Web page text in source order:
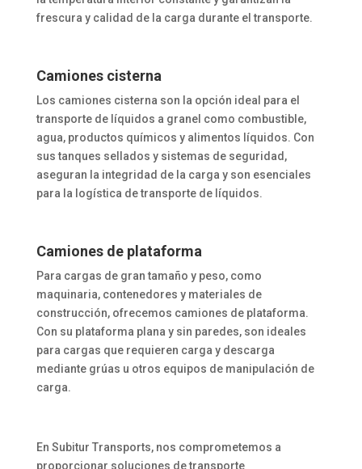
frescura y calidad de la carga durante el transporte.
Camiones cisterna
Los camiones cisterna son la opción ideal para el
transporte de líquidos a granel como combustible,
agua, productos químicos y alimentos líquidos. Con
sus tanques sellados y sistemas de seguridad,
aseguran la integridad de la carga y son esenciales
para la logística de transporte de líquidos.
Camiones de plataforma
Para cargas de gran tamaño y peso, como
maquinaria, contenedores y materiales de
construcción, ofrecemos camiones de plataforma.
Con su plataforma plana y sin paredes, son ideales
para cargas que requieren carga y descarga
mediante grúas u otros equipos de manipulación de
carga.
En Subitur Transports, nos comprometemos a
proporcionar soluciones de transporte